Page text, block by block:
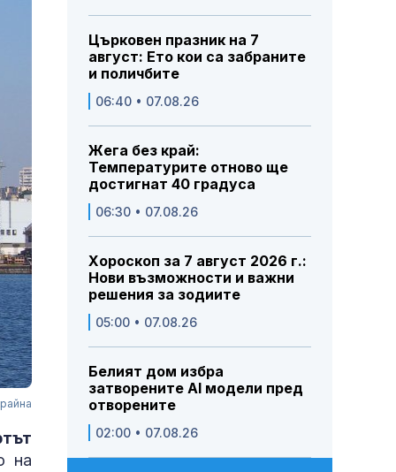
на
Църковен празник на 7
август: Ето кои са забраните
и поличбите
06:40 • 07.08.26
Жега без край:
Температурите отново ще
достигнат 40 градуса
06:30 • 07.08.26
Хороскоп за 7 август 2026 г.:
Нови възможности и важни
решения за зодиите
05:00 • 07.08.26
Белият дом избра
затворените AI модели пред
отворените
02:00 • 07.08.26